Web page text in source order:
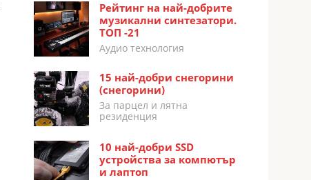
Рейтинг на най-добрите
музикални синтезатори.
ТОП -21
Аудио технология
15 най-добри снегорини
(снегорини)
За парцел и лятна
резиденция
10 най-добри SSD
устройства за компютър
и лаптоп